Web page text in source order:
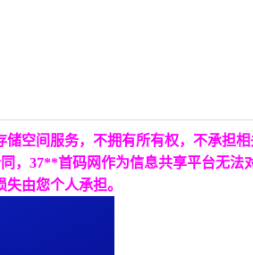
空间服务，不拥有所有权，不承担
，37**首码网作为信息共享平台无
由您个人承担。